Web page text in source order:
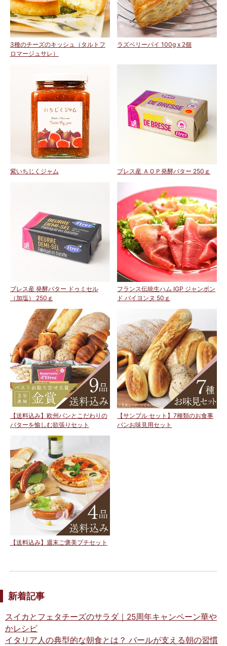
3種のチーズのキッシュ（タルトフ
ロマージュサレ）
ラズベリーパイ 100g x 2個
紫いちじくジャム ブレス産 ＡＯＰ発酵バター 250ｇ
ブレス産 発酵バター ドゥミセル
（加塩） 250ｇ
フランス伝統生ハム IGP ジャンボン
ド バイヨンヌ 50ｇ
【送料込み】欧州パンとこだわりの
バターを愉しむ欲張りセット
【サンプル セット】7種類のお食事
パンお味見用セット
【送料込み】週末ご褒美プチセット
新着記事
スイカとフェタチーズのサラダ｜25周年キャンペーン華や
かレシピ
イタリア人の典型的な朝食とは？ バールが支える朝の習慣